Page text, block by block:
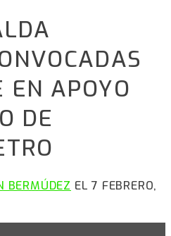
EN APOYO
DE
BERMÚDEZ EL 7 FEBRERO,